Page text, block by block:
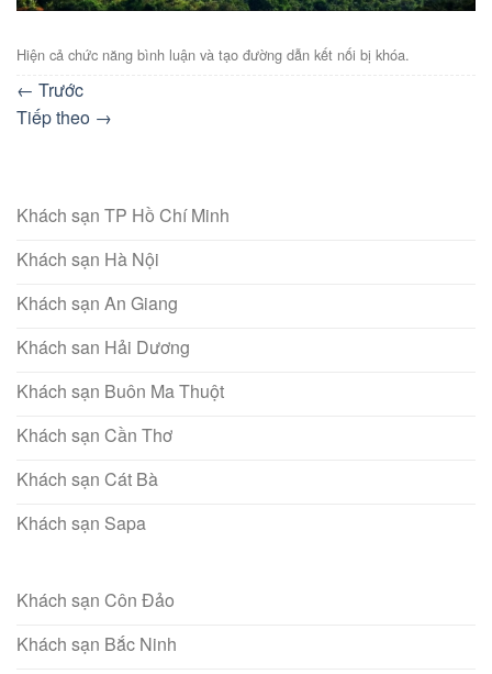
Hiện cả chức năng bình luận và tạo đường dẫn kết nối bị khóa.
← Trước
Tiếp theo →
Khách sạn TP Hồ Chí Minh
Khách sạn Hà Nội
Khách sạn An Giang
Khách san Hải Dương
Khách sạn Buôn Ma Thuột
Khách sạn Cần Thơ
Khách sạn Cát Bà
Khách sạn Sapa
Khách sạn Côn Đảo
Khách sạn Bắc Ninh